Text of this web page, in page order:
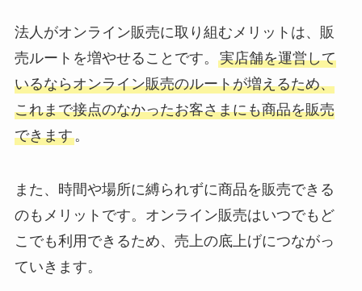
法人がオンライン販売に取り組むメリットは、販
売ルートを増やせることです。 実店舗を運営して
いるならオンライン販売のルートが増えるため、
これまで接点のなかったお客さまにも商品を販売
できます。
また、時間や場所に縛られずに商品を販売できる
のもメリットです。オンライン販売はいつでもど
こでも利用できるため、売上の底上げにつながっ
ていきます。